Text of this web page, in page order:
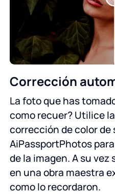
Corrección
La foto que has
como recuer? Utilice
corrección de color de
AiPassportPhotos
de la imagen. A su
en una obra maestra
como lo recordaron.